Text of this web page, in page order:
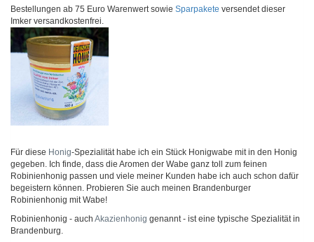
Bestellungen ab 75 Euro Warenwert sowie Sparpakete versendet dieser
Imker versandkostenfrei.
Für diese Honig-Spezialität habe ich ein Stück Honigwabe mit in den Honig
gegeben. Ich finde, dass die Aromen der Wabe ganz toll zum feinen
Robinienhonig passen und viele meiner Kunden habe ich auch schon dafür
begeistern können. Probieren Sie auch meinen Brandenburger
Robinienhonig mit Wabe!
Robinienhonig - auch Akazienhonig genannt - ist eine typische Spezialität in
Brandenburg.